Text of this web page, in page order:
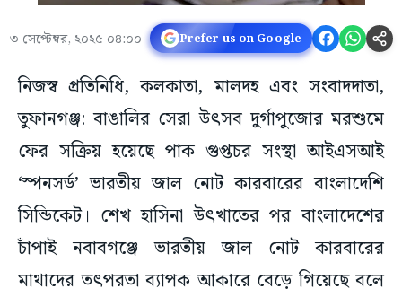
৩ সেপ্টেম্বর, ২০২৫ ০৪:০০ Prefer us on Google
নিজস্ব প্রতিনিধি, কলকাতা, মালদহ এবং সংবাদদাতা,
তুফানগঞ্জ: বাঙালির সেরা উৎসব দুর্গাপুজোর মরশুমে
ফের সক্রিয় হয়েছে পাক গুপ্তচর সংস্থা আইএসআই
‘স্পনসর্ড’ ভারতীয় জাল নোট কারবারের বাংলাদেশি
সিন্ডিকেট। শেখ হাসিনা উৎখাতের পর বাংলাদেশের
চাঁপাই নবাবগঞ্জে ভারতীয় জাল নোট কারবারের
মাথাদের তৎপরতা ব্যাপক আকারে বেড়ে গিয়েছে বলে